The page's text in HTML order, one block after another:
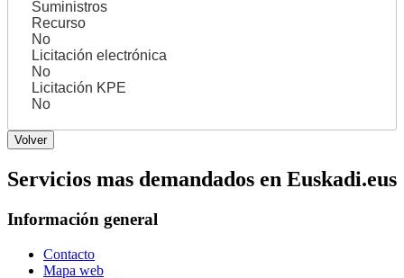
Suministros
Recurso
No
Licitación electrónica
No
Licitación KPE
No
Servicios mas demandados en Euskadi.eus
Información general
Contacto
Mapa web